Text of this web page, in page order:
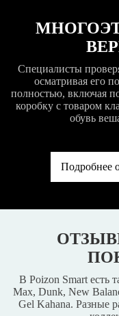
Специалисты
осматривая его
полностью, включая
коробку с товаром
обувь
Подробнее
В Poizon Smart есть
Max, Dunk, New
Gel Kahana. Разные